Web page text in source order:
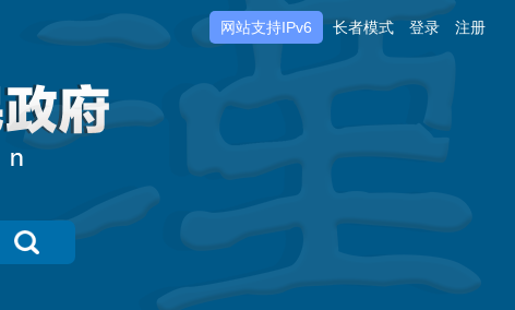
网站支持IPv6 长者模式 登录 注册